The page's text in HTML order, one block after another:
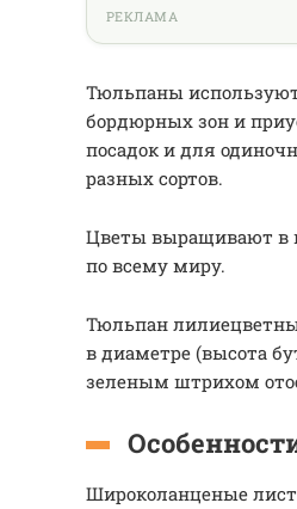
РЕКЛАМА
Тюльпаны
бордюрных зон и
посадок и для
разных сортов.
Цветы выращивают в
по всему миру.
Тюльпан
в диаметре (высота
зеленым штрихом
Широколанценые